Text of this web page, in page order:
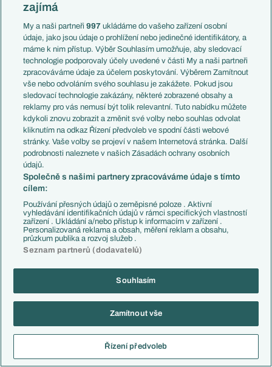
Však vám to ted musej opakovat, ne?
Reagovat
djiros 04.02.2012 20:57
To už není ono.
A kopl to strašně, ale co vyvedl ten
stoper.
Reagovat
fantomas 04.02.2012 21:00
Nekopl.
Nakonec nebyla "hodně dobře", co
sem koukal pořádně, ale normálně špičkovej
zákrok proti prudký, slušně umístěný střele..
djiros 04.02.2012 21:03
Výška byla rozhodující a ta byla pro golmana ta
nejlepší možná. Jinak jít více k tyči, tak je bez
No on Danilo tipoval, resp. šel dost napřed (to
byla asi hloupost Drogby, že "neotevřel
hlavu"), takže by to podle mě měl, ať by to šlo
kamkoliv na tu stranu...i víc k tyči.
zajímá
My a naši partneři997 ukládáme do vašeho zařízení osobní
údaje, jako jsou údaje o prohlížení nebo jedinečné identifikátory, a
máme k nim přístup. Výběr Souhlasím umožňuje, aby sledovací
technologie podporovaly účely uvedené v části My a naši partneři
zpracováváme údaje za účelem poskytování. Výběrem Zamítnout
vše nebo odvoláním svého souhlasu je zakážete. Pokud jsou
sledovací technologie zakázány, některé zobrazené obsahy a
reklamy pro vás nemusí být tolik relevantní. Tuto nabídku můžete
kdykoli znovu zobrazit a změnit své volby nebo souhlas odvolat
kliknutím na odkaz Řízení předvoleb ve spodní části webové
stránky. Vaše volby se projeví v našem Internetová stránka. Další
podrobnosti naleznete v našich Zásadách ochrany osobních
údajů.
Společně s našimi partnery zpracováváme údaje s tímto
cílem:
Používání přesných údajů o zeměpisné poloze . Aktivní
vyhledávání identifikačních údajů v rámci specifických vlastností
zařízení . Ukládání a/nebo přístup k informacím v zařízení .
Personalizovaná reklama a obsah, měření reklam a obsahu,
průzkum publika a rozvoj služeb .
Seznam partnerů (dodavatelů)
Souhlasím
Zamítnout vše
Řízení předvoleb